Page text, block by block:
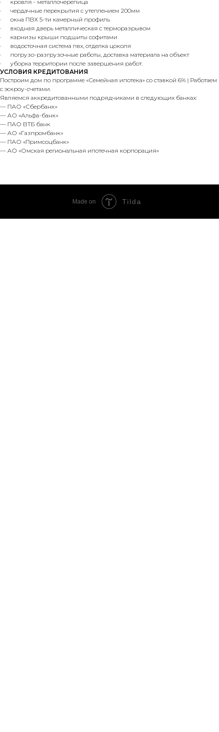
· кровля - металлочерепица
· чердачные перекрытия с утеплением 200мм
· окна ПВХ 5-ти камерный профиль
· входная дверь металлическая с терморазрывом
· карнизы крыши подшиты софитами
· водосточная система пвх, отделка цоколя
· погрузо-разгрузочные работы, доставка материала на объект
· уборка территории после завершения работ.
УСЛОВИЯ КРЕДИТОВАНИЯ
Построим дом по программе «Семейная ипотека» со ставкой 6% | Работаем
с эскроу-счетами.
Являемся аккредитованными подрядчиками в следующих банках:
— ПАО «Сбербанк»
— АО «Альфа-банк»
— ПАО ВТБ банк
— АО «Газпромбанк»
— ПАО «Примсоцбанк»
— АО «Омская региональная ипотечная корпорация»
Made on Tilda